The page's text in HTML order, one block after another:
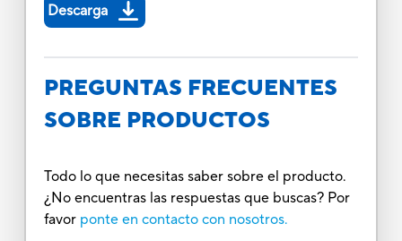
Descarga
PREGUNTAS FRECUENTES
SOBRE PRODUCTOS
Todo lo que necesitas saber sobre el producto.
¿No encuentras las respuestas que buscas? Por
favor ponte en contacto con nosotros.